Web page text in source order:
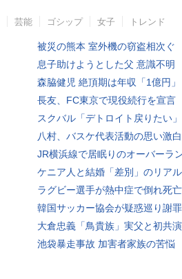
芸能 ゴシップ 女子 トレンド
被災の熊本 室外機の窃盗相次ぐ
息子助けようとした父 意識不明
森脇健児 絶頂期は年収「1億円」
長友、FC東京で現役続行を宣言
スクバル「デトロイト戻りたい」
八村、バスケ代表活動の思い激白
JR横浜線で居眠りのオーバーラ
ケニア人と結婚「差別」のリアル
ラグビー選手が熱中症で倒れ死亡
韓国サッカー協会が疑惑巡り謝罪
大倉忠義「鳥貴族」実父と初共演
池袋暴走事故 加害者家族の苦悩